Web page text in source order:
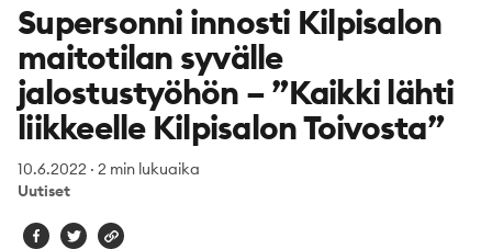
Supersonni innosti Kilpisalon
maitotilan syvälle
jalostustyöhön – ”Kaikki lähti
liikkeelle Kilpisalon Toivosta”
10.6.2022 · 2 min lukuaika
Uutiset